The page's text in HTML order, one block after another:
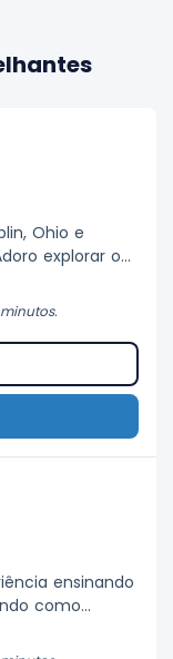
Ohio e
explorar o
a alcançar
e sociais!
ensinando
como
mas